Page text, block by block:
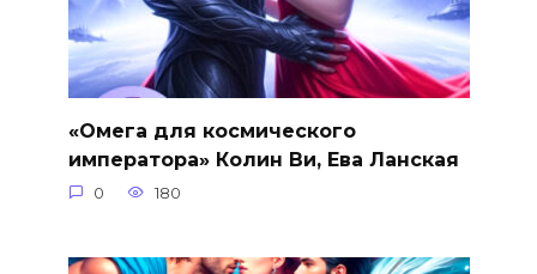
«Омега для космического
императора» Колин Ви, Ева Ланская
0 180